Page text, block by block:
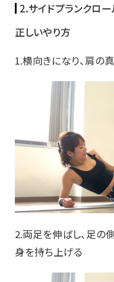
2.サイドプランクロ
正しいやり方
1.横向きになり、肩の
2.両足を伸ばし、足の
身を持ち上げる